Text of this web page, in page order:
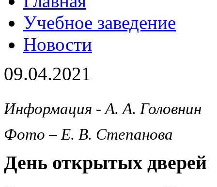
Учебное заведение
Новости
09.04.2021
Информация - А. А. Головнин
Фото – Е. В. Степанова
День открытых дверей